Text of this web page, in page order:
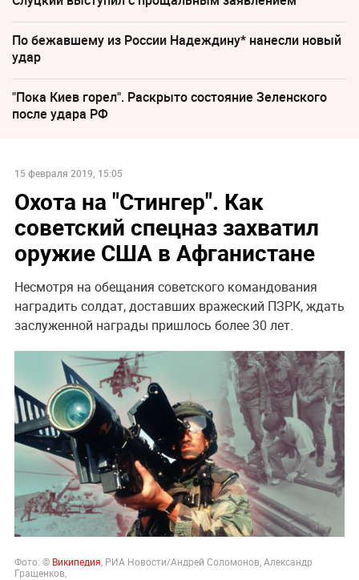
По бежавшему из России Надеждину* нанесли новый
удар
"Пока Киев горел". Раскрыто состояние Зеленского
после удара РФ
15 февраля 2019, 15:05
Охота на "Стингер". Как
советский спецназ захватил
оружие США в Афганистане
Несмотря на обещания советского командования
наградить солдат, доставших вражеский ПЗРК, ждать
заслуженной награды пришлось более 30 лет.
Фото: © Википедия , РИА Новости/Андрей Соломонов, Александр
Гращенков,